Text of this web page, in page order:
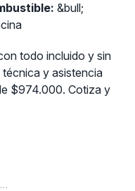
&bull;
todo incluido y sin
y asistencia
$974.000. Cotiza y